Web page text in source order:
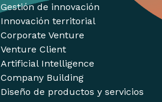
Gestión de innovación
Innovación territorial
Corporate Venture
Venture Client
Artificial Intelligence
Company Building
Diseño de productos y servicios